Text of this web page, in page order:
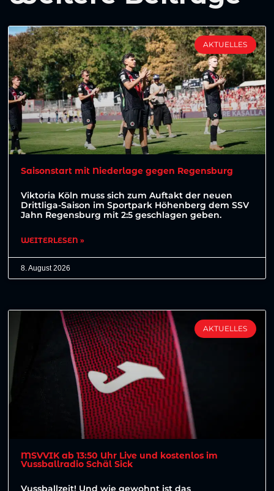
AKTUELLES
Saisonstart mit Niederlage gegen Regensburg
Viktoria Köln muss sich zum Auftakt der neuen
Drittliga-Saison im Sportpark Höhenberg dem SSV
Jahn Regensburg mit 2:5 geschlagen geben.
WEITERLESEN »
8. August 2026
AKTUELLES
MSVVIK ab 13:50 Uhr Live und kostenlos im
Vussballradio Schäl Sick
Vussballzeit! Und wie gewohnt ist das